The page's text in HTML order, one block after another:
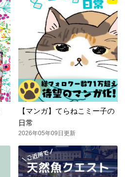
【マンガ】てらねこミー子の
日常
2026年05年09日更新